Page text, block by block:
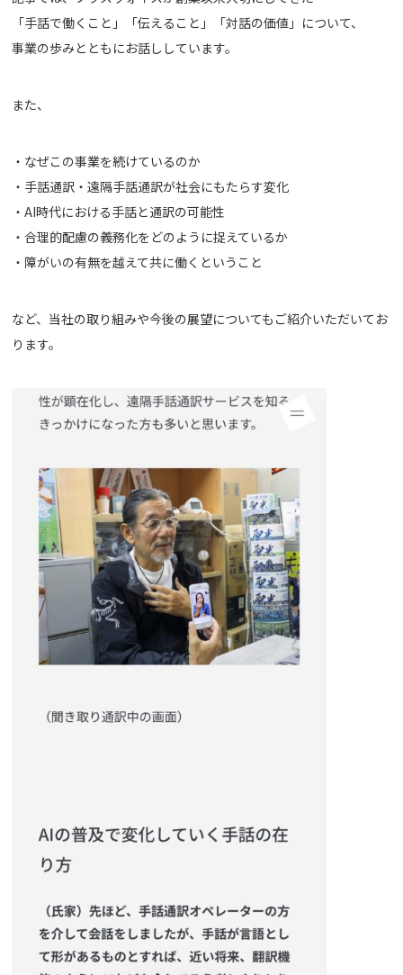
「手話で働くこと」「伝えること」「対話の価値」について、
事業の歩みとともにお話ししています。
また、
・なぜこの事業を続けているのか
・手話通訳・遠隔手話通訳が社会にもたらす変化
・AI時代における手話と通訳の可能性
・合理的配慮の義務化をどのように捉えているか
・障がいの有無を越えて共に働くということ
など、当社の取り組みや今後の展望についてもご紹介いただいてお
ります。